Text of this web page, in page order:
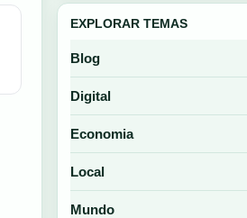
EXPLORAR TEMAS
Blog
Digital
Economia
Local
Mundo